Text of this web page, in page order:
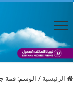
الرئيسية / الوسم:قمة